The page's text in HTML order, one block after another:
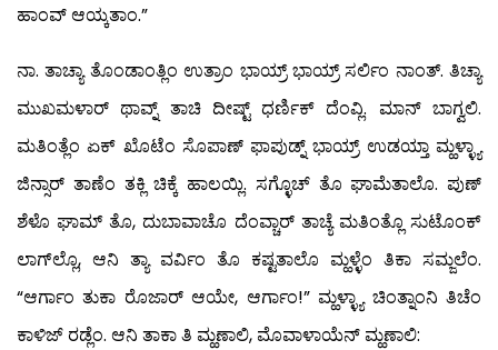
ಹಾಂವ್ ಆಯ್ಕತಾಂ.”
ನಾ. ತಾಚ್ಯಾ ತೊಂಡಾಂತ್ಲಿಂ ಉತ್ರಾಂ ಭಾಯ್ರ್ ಭಾಯ್ರ್ ಸರ್ಲಿಂ ನಾಂತ್. ತಿಚ್ಯಾ
ಮುಖಮಳಾರ್ ಥಾವ್ನ್ ತಾಚಿ ದೀಷ್ಟ್ ಧರ್ಣಿಕ್ ದೆಂವ್ಲಿ. ಮಾನ್ ಬಾಗ್ವಲಿ.
ಮತಿಂತ್ಲೆಂ ಏಕ್ ಖೊಟೆಂ ಸೊಪಾಣ್ ಫಾಪುಡ್ನ್ ಭಾಯ್ರ್ ಉಡಯ್ತಾ ಮ್ಹಳ್ಳ್ಯಾ
ಜಿನ್ಸಾರ್ ತಾಣೆಂ ತಕ್ಲಿ ಚಿಕ್ಕೆ ಹಾಲಯ್ಲಿ. ಸಗ್ಳೊಚ್ ತೊ ಘಾಮೆತಾಲೊ. ಪುಣ್
ಶೆಳೊ ಘಾಮ್ ತೊ, ದುಬಾವಾಚೊ ದೆಂವ್ಚಾರ್ ತಾಚ್ಯೆ ಮತಿಂತ್ಲೊ ಸುಟೊಂಕ್
ಲಾಗ್‍ಲ್ಲೊ, ಆನಿ ತ್ಯಾ ವರ್ವಿಂ ತೊ ಕಷ್ಟತಾಲೊ ಮ್ಹಳ್ಳೆಂ ತಿಕಾ ಸಮ್ಜಲೆಂ.
“ಆರ್ಗಾಂ ತುಕಾ ರೊಜಾರ್ ಆಯೇ, ಆರ್ಗಾಂ!” ಮ್ಹಳ್ಳ್ಯಾ ಚಿಂತ್ನಾಂನಿ ತಿಚೆಂ
ಕಾಳಿಜ್ ರಡ್ಲೆಂ. ಆನಿ ತಾಕಾ ತಿ ಮ್ಹಣಾಲಿ, ಮೊವಾಳಾಯೆನ್ ಮ್ಹಣಾಲಿ: